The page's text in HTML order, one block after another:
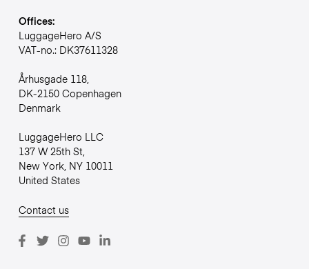
Offices:
LuggageHero A/S
VAT-no.: DK37611328
Århusgade 118,
DK-2150 Copenhagen
Denmark
LuggageHero LLC
137 W 25th St,
New York, NY 10011
United States
Contact us